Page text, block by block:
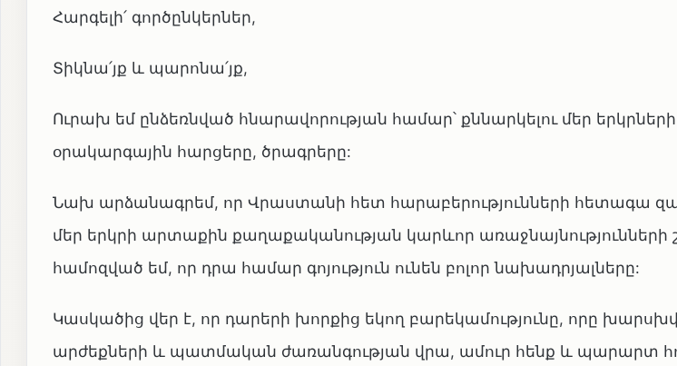
Հարգելի՛ գործընկերներ,
Տիկնա՛յք և պարոնա՛յք,
Ուրախ եմ ընձեռնված հնարավորության համար՝ քննարկելու մեր
օրակարգային հարցերը, ծրագրերը:
Նախ արձանագրեմ, որ Վրաստանի հետ հարաբերությունների հետագա
մեր երկրի արտաքին քաղաքականության կարևոր առաջնայնությունների
համոզված եմ, որ դրա համար գոյություն ունեն բոլոր նախադրյալները:
Կասկածից վեր է, որ դարերի խորքից եկող բարեկամությունը, որը
արժեքների և պատմական ժառանգության վրա, ամուր հենք և պարարտ